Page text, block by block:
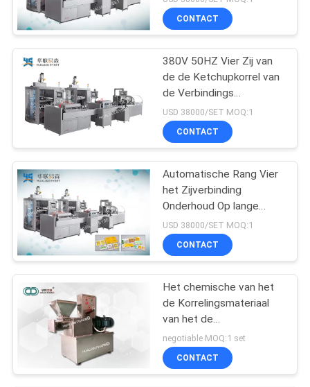
SITEMAP
PRIVACY
POLICY
CONTACT
380V 50HZ Vier Zij van
de de Ketchupkorrel van
de Verbindings
Verpakkende Machine de
Verpakkingsce ISO9001
USD 38000/SET MOQ:1
CONTACT
Automatische Rang Vier
het Zijverbinding
Onderhoud Op lange
termijn van de
Verpakkingsmachine
USD 38000/SET MOQ:1
CONTACT
Het chemische van het
de Korrelingsmateriaal
van het de
Industrievoedsel
Farmaceutische
Uitdrijven van Srew
negotiable MOQ:1 set
CONTACT